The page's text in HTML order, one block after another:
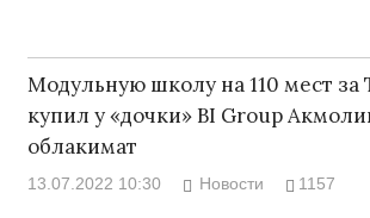
Модульную школу на 110 мест за
купил у «дочки» BI Group
облакимат
13.07.2022 10:30 Новости 1157